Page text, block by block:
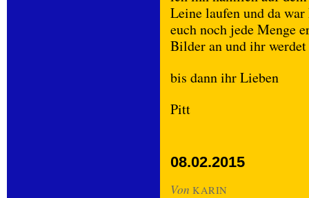
Leine laufen und da
euch noch jede Menge
Bilder an und ihr
bis dann ihr Lieben
Pitt
08.02.2015
Von KARIN